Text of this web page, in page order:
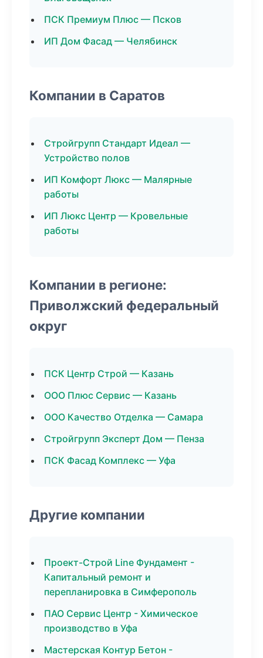
ПСК Премиум Плюс — Псков
ИП Дом Фасад — Челябинск
Компании в Саратов
Стройгрупп Стандарт Идеал —
Устройство полов
ИП Комфорт Люкс — Малярные
работы
ИП Люкс Центр — Кровельные
работы
Компании в регионе:
Приволжский федеральный
округ
ПСК Центр Строй — Казань
ООО Плюс Сервис — Казань
ООО Качество Отделка — Самара
Стройгрупп Эксперт Дом — Пенза
ПСК Фасад Комплекс — Уфа
Другие компании
Проект-Строй Line Фундамент -
Капитальный ремонт и
перепланировка в Симферополь
ПАО Сервис Центр - Химическое
производство в Уфа
Мастерская Контур Бетон -